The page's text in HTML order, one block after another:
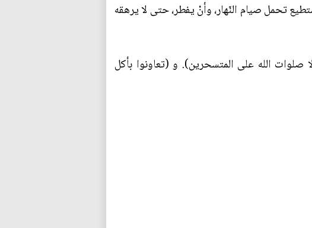
تحمل صيام النّهار، وأنْ يفطر، حتى لا يرهقه
الله على المتسحرين). و (تعاونوا بأكل